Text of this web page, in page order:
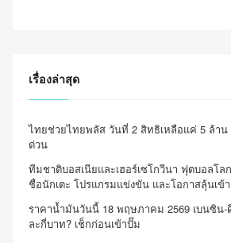
เรื่องล่าสุด
ไทยช่วยไทยพลัส วันที่ 2 สิทธิเหลือแค่ 5 ล้าน
ด่วน
ทีมชาติบอสเนียและเฮอร์เซโกวีนา ฟุตบอลโล
ชื่อนักเตะ โปรแกรมแข่งขัน และโอกาสลุ้นเข้
ราคาน้ำมันวันนี้ 18 พฤษภาคม 2569 เบนซิน-
ละกี่บาท? เช็กก่อนเข้าปั๊ม